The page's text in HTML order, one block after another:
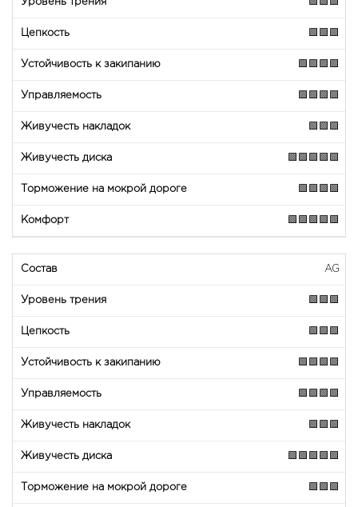
🟩🟩🟩
🟩🟩🟩
🟩🟩🟩🟩
🟩🟩🟩🟩
🟩🟩🟩
🟩🟩🟩🟩🟩
🟩🟩🟩🟩
🟩🟩🟩🟩🟩
AG
🟩🟩🟩
🟩🟩🟩
🟩🟩🟩🟩
🟩🟩🟩🟩
🟩🟩🟩
🟩🟩🟩🟩🟩
🟩🟩🟩